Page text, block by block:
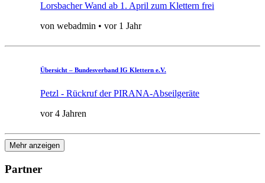
Lorsbacher Wand ab 1. April zum Klettern frei
von webadmin • vor 1 Jahr
Übersicht – Bundesverband IG Klettern e.V.
Petzl - Rückruf der PIRANA-Abseilgeräte
vor 4 Jahren
Mehr anzeigen
Partner